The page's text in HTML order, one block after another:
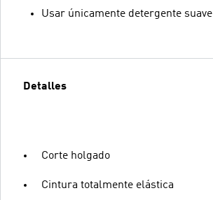
Usar únicamente detergente suave
Detalles
Corte holgado
Cintura totalmente elástica